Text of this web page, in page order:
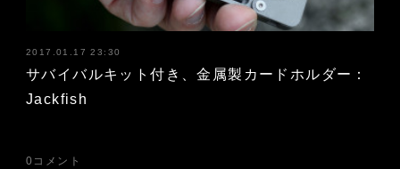
2017.01.17 23:30
サバイバルキット付き、金属製カードホルダー：
Jackfish
0 コメント